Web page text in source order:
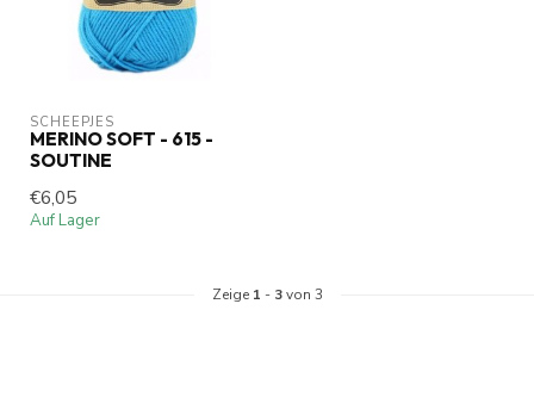
SCHEEPJES
MERINO SOFT - 615 -
SOUTINE
€6,05
Auf Lager
Zeige 1 - 3von 3